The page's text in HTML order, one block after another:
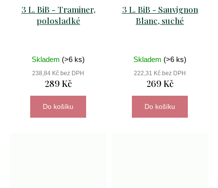
3 L. BiB - Traminer,
polosladké
Skladem (>6 ks)
238,84 Kč bez DPH
289 Kč
Do košíku
3 L. BiB - Sauvignon
Blanc, suché
Skladem (>6 ks)
222,31 Kč bez DPH
269 Kč
Do košíku